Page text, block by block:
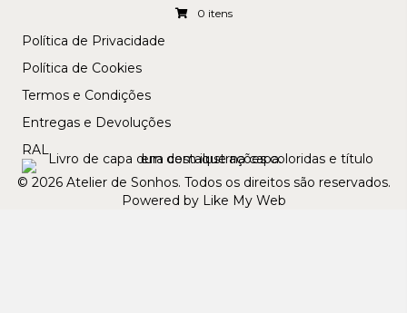
0 itens
Política de Privacidade
Política de Cookies
Termos e Condições
Entregas e Devoluções
RAL
© 2026 Atelier de Sonhos. Todos os direitos são reservados.
Powered by Like My Web